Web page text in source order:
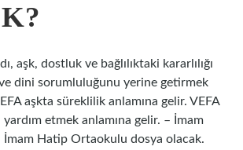
aşk, dostluk ve bağlılıktaki kararlılığı
dini sorumluluğunu yerine getirmek
aşkta süreklilik anlamına gelir. VEFA
etmek anlamına gelir. – İmam
Hatip Ortaokulu dosya olacak.